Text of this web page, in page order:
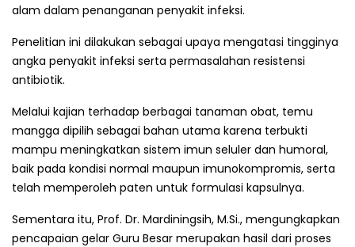
alam dalam penanganan penyakit infeksi.
Penelitian ini dilakukan sebagai upaya mengatasi tingginya
angka penyakit infeksi serta permasalahan resistensi
antibiotik.
Melalui kajian terhadap berbagai tanaman obat, temu
mangga dipilih sebagai bahan utama karena terbukti
mampu meningkatkan sistem imun seluler dan humoral,
baik pada kondisi normal maupun imunokompromis, serta
telah memperoleh paten untuk formulasi kapsulnya.
Sementara itu, Prof. Dr. Mardiningsih, M.Si., mengungkapkan
pencapaian gelar Guru Besar merupakan hasil dari proses